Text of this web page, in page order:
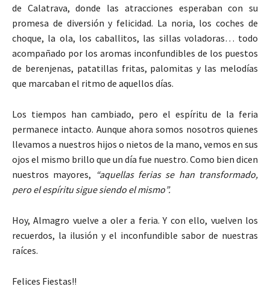
de Calatrava, donde las atracciones esperaban con su
promesa de diversión y felicidad. La noria, los coches de
choque, la ola, los caballitos, las sillas voladoras… todo
acompañado por los aromas inconfundibles de los puestos
de berenjenas, patatillas fritas, palomitas y las melodías
que marcaban el ritmo de aquellos días.
Los tiempos han cambiado, pero el espíritu de la feria
permanece intacto. Aunque ahora somos nosotros quienes
llevamos a nuestros hijos o nietos de la mano, vemos en sus
ojos el mismo brillo que un día fue nuestro. Como bien dicen
nuestros mayores, “aquellas ferias se han transformado,
pero el espíritu sigue siendo el mismo”.
Hoy, Almagro vuelve a oler a feria. Y con ello, vuelven los
recuerdos, la ilusión y el inconfundible sabor de nuestras
raíces.
Felices Fiestas!!